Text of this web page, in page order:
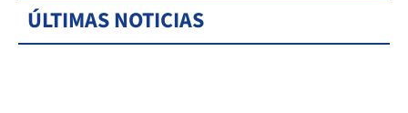
ÚLTIMAS NOTICIAS